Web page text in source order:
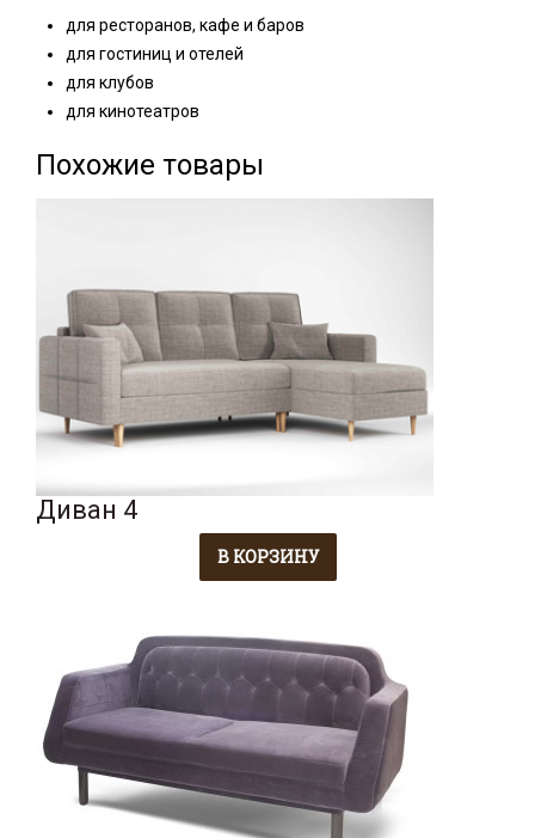
для ресторанов, кафе и баров
для гостиниц и отелей
для клубов
для кинотеатров
Похожие товары
Диван 4